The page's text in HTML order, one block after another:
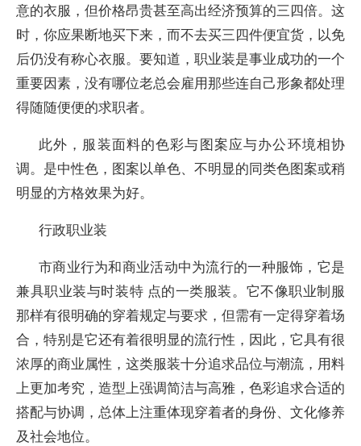
意的衣服，但价格昂贵甚至高出经济预算的三四倍。这
时，你应果断地买下来，而不去买三四件便宜货，以免
后仍没有称心衣服。要知道，职业装是事业成功的一个
重要因素，没有哪位老总会雇用那些连自己形象都处理
得随随便便的求职者。
此外，服装面料的色彩与图案应与办公环境相协
调。是中性色，图案以单色、不明显的同类色图案或稍
明显的方格效果为好。
行政职业装
市商业行为和商业活动中为流行的一种服饰，它是
兼具职业装与时装特 点的一类服装。它不像职业制服
那样有很明确的穿着规定与要求，但需有一定得穿着场
合，特别是它还有着很明显的流行性，因此，它具有很
浓厚的商业属性，这类服装十分追求品位与潮流，用料
上更加考究，造型上强调简洁与高雅，色彩追求合适的
搭配与协调，总体上注重体现穿着者的身份、文化修养
及社会地位。